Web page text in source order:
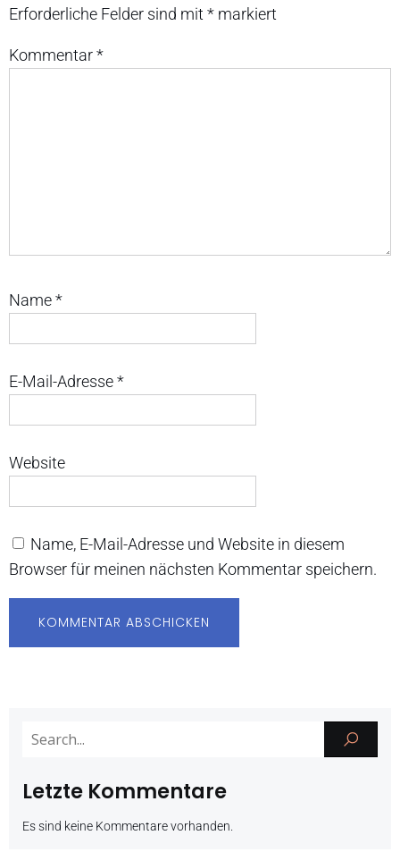
Erforderliche Felder sind mit * markiert
Kommentar*
Name*
E-Mail-Adresse*
Website
Name, E-Mail-Adresse und Website in diesem
Browser für meinen nächsten Kommentar speichern.
Letzte Kommentare
Es sind keine Kommentare vorhanden.